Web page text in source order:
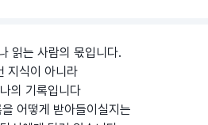
읽는 사람의 몫입니다.
지식이 아니라
의 기록입니다
어떻게 받아들이실지는